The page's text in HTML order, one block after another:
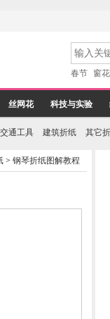
春节 窗花
丝网花 科技与实验
交通工具 建筑折纸 其它
>钢琴折纸图解教程